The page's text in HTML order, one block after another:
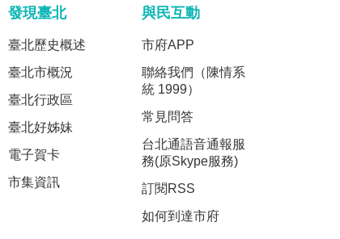
發現臺北
臺北歷史概述
臺北市概況
臺北行政區
臺北好姊妹
電子賀卡
市集資訊
與民互動
市府APP
聯絡我們（陳情系
統 1999）
常見問答
台北通語音通報服
務(原Skype服務)
訂閱RSS
如何到達市府